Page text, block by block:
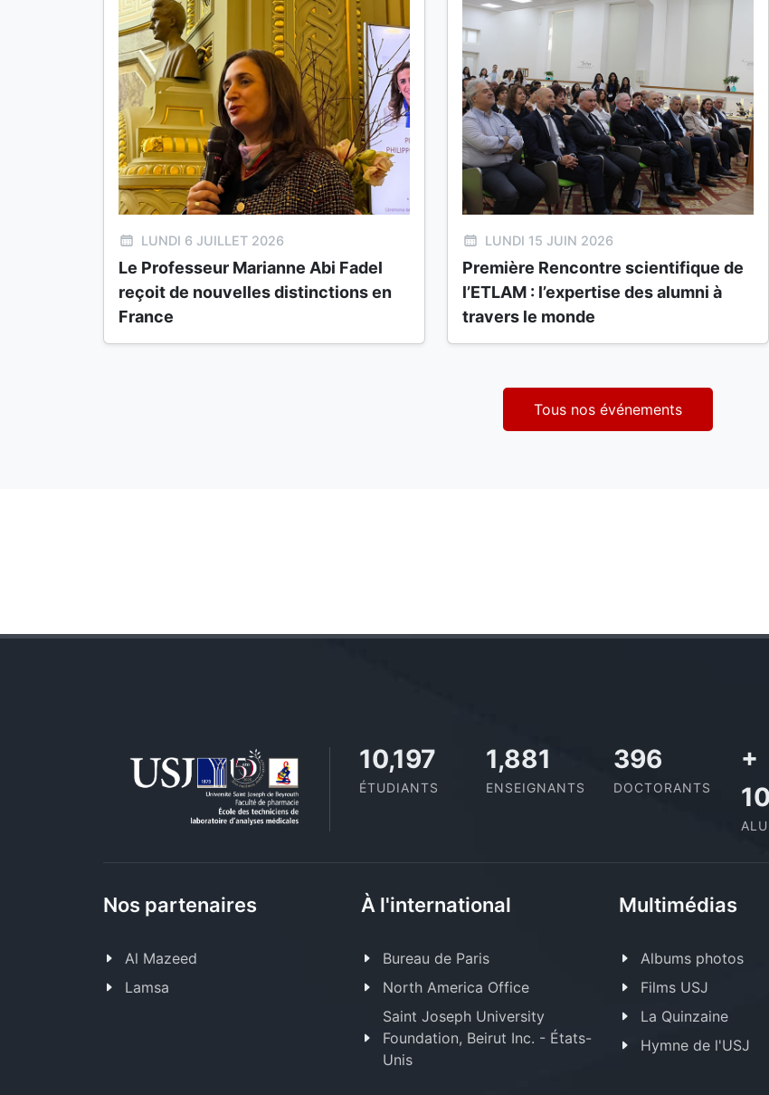
LUNDI 6 JUILLET 2026
Le Professeur Marianne Abi Fadel
reçoit de nouvelles distinctions en
France
LUNDI 15 JUIN 2026
Première Rencontre scientifique de
l’ETLAM : l’expertise des alumni à
travers le monde
Tous nos événements
11,727
ÉTUDIANTS
2,142
ENSEIGNANTS
437
DOCTORANTS
+
Nos partenaires
Al Mazeed
Lamsa
À l'international
Bureau de Paris
North America Office
Saint Joseph University
Foundation, Beirut Inc. - États-
Unis
Multimédias
Albums photos
Films USJ
La Quinzaine
Hymne de l'USJ